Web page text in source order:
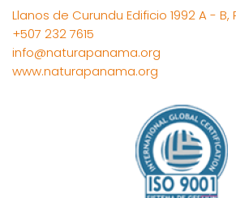
Llanos de Curundu Edificio 1992 A -
+507 232 7615
info@naturapanama.org
www.naturapanama.org